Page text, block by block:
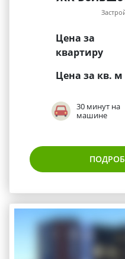
Цена за
квартиру
Цена за кв. м
30 минут на
машине